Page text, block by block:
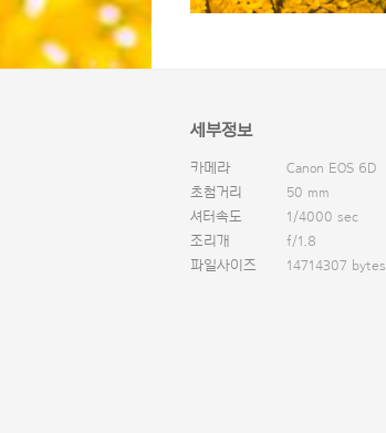
세부정보
카메라
Canon EOS 6D
초첨거리
50 mm
셔터속도
1/4000 sec
조리개
f/1.8
파일사이즈
14714307 bytes